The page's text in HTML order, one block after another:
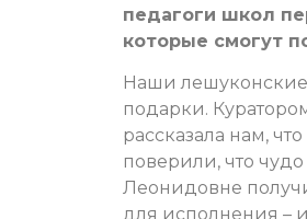
педагоги школ
которые смогут
Наши лешуконские
подарки.
рассказала нам,
поверили, что
Леонидовне
для исполнения –